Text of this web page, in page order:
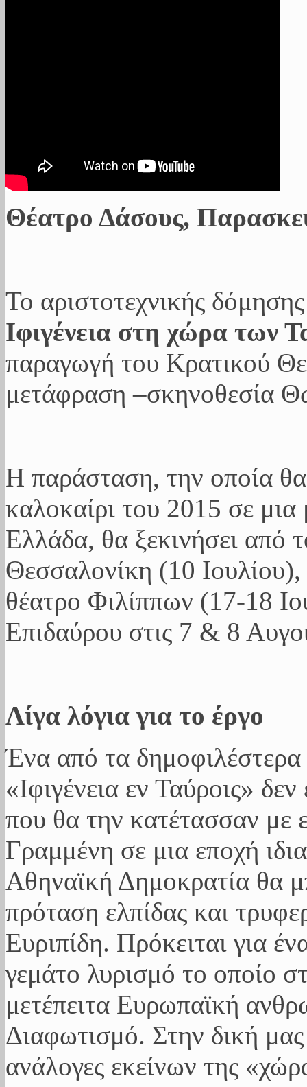
Θέατρο Δάσους,
Το αριστοτεχνικής
Ιφιγένεια στη χώρα των
παραγωγή του Κρατικού
μετάφραση –σκηνοθεσία
Η παράσταση, την οποία
καλοκαίρι του 2015 σε μια
Ελλάδα, θα ξεκινήσει από
Θεσσαλονίκη (10
θέατρο Φιλίππων (17-18
Επιδαύρου στις 7 & 8
Λίγα λόγια για το έργο
Ένα από τα δημοφιλέστερα
«Ιφιγένεια εν Ταύροις»
που θα την κατέτασσαν με
Γραμμένη σε μια εποχή
Αθηναϊκή Δημοκρατία θα
πρόταση ελπίδας και
Ευριπίδη. Πρόκειται για
γεμάτο λυρισμό το οποίο
μετέπειτα Ευρωπαϊκή
Διαφωτισμό. Στην δική
ανάλογες εκείνων της